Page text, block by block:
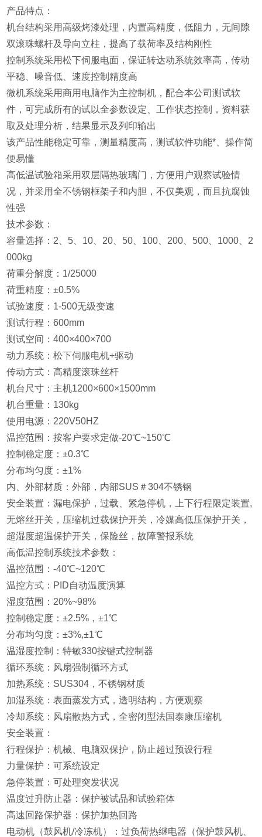
产品特点：
机台结构采用高级烤漆处理，内置高精度，低阻力，无间隙
双滚珠螺杆及导向立柱，提高了载荷率及结构刚性
控制系统采用松下伺服电面，保证转达动系统效率高，传动
平稳、噪音低、速度控制精度高
微机系统采用商用电脑作为主控制机，配合本公司测试软
件，可完成所有的试以全参数设定、工作状态控制，资料获
取及处理分析，结果显示及列印输出
该产品性能稳定可靠，测量精度高，测试软件功能*、操作简
便易懂
高低温试验箱采用双层隔热玻璃门，方便用户观察试验情
况，并采用全不锈钢框架子和内胆，不仅美观，而且抗腐蚀
性强
技术参数：
容量选择：2、5、10、20、50、100、200、500、1000、2
000kg
荷重分解度：1/25000
荷重精度：±0.5%
试验速度：1-500无级变速
测试行程：600mm
测试空间：400×400×700
动力系统：松下伺服电机+驱动
传动方式：高精度滚珠丝杆
机台尺寸：主机1200×600×1500mm
机台重量：130kg
使用电源：220V50HZ
温控范围：按客户要求定做-20℃~150℃
控制稳定度：±0.3℃
分布均匀度：±1%
内、外部材质：外部，内部SUS＃304不锈钢
安全装置：漏电保护，过载、紧急停机，上下行程限定装置,
无熔丝开关，压缩机过载保护开关，冷媒高低压保护开关，
超湿度超温保护开关，保险丝，故障警报系统
高低温控制系统技术参数：
温控范围：-40℃~120℃
温控方式：PID自动温度演算
湿度范围：20%~98%
控制稳定度：±2.5%，±1℃
分布均匀度：±3%,±1℃
温湿度控制：特敏330按键式控制器
循环系统：风扇强制循环方式
加热系统：SUS304，不锈钢材质
加湿系统：表面蒸发方式，透明结构，方便观察
冷却系统：风扇散热方式，全密闭型法国泰康压缩机
安全装置：
行程保护：机械、电脑双保护，防止超过预设行程
力量保护：可系统设定
急停装置：可处理突发状况
温度过升防止器：保护被试品和试验箱体
高速回路保护器：保护加热回路
电动机（鼓风机/冷冻机）：过负荷热继电器（保护鼓风机、